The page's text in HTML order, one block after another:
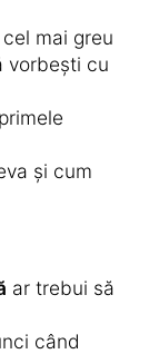
mai greu
vorbești cu
și cum
ar trebui să
când